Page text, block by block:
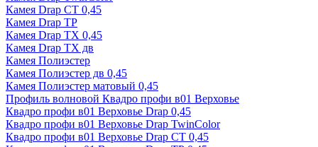
Камея Drap СТ 0,45
Камея Drap ТР
Камея Drap ТХ 0,45
Камея Drap ТХ дв
Камея Полиэстер
Камея Полиэстер дв 0,45
Камея Полиэстер матовый 0,45
Профиль волновой Квадро профи в01 Верховье
Квадро профи в01 Верховье Drap 0,45
Квадро профи в01 Верховье Drap TwinColor
Квадро профи в01 Верховье Drap СТ 0,45